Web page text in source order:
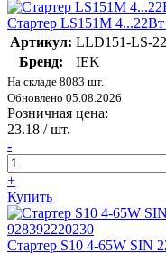
Стартер LS151M
Артикул: LLD151-LS-22
Бренд:
IEK
На складе 8083 шт.
Обновлено 05.08.2026
Розничная цена:
23.18 / шт.
-
+
Купить
Стартер S10 4-65W SIN